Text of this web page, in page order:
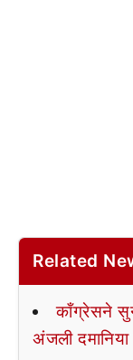
Related
काँग्रेसने
अंजली